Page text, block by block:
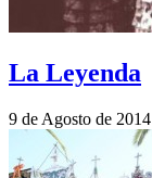
La Leyenda
9 de Agosto de 2014